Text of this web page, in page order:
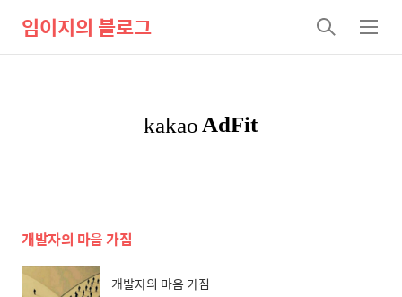
임이지의 블로그
검
색
메
뉴
개발자의 마음 가짐
개발자의 마음 가짐